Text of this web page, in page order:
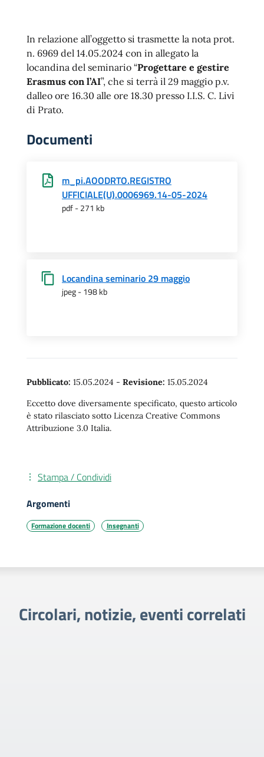
In relazione all’oggetto si trasmette la nota prot.
n. 6969 del 14.05.2024 con in allegato la
locandina del seminario “Progettare e gestire
Erasmus con l’AI”, che si terrà il 29 maggio p.v.
dalleo ore 16.30 alle ore 18.30 presso I.I.S. C. Livi
di Prato.
Documenti
m_pi.AOODRTO.REGISTRO
UFFICIALE(U).0006969.14-05-2024
pdf - 271 kb
Locandina seminario 29 maggio
jpeg - 198 kb
Pubblicato: 15.05.2024 - Revisione: 15.05.2024
Eccetto dove diversamente specificato, questo articolo
è stato rilasciato sotto Licenza Creative Commons
Attribuzione 3.0 Italia.
Stampa / Condividi
Argomenti
Formazione docenti Insegnanti
Circolari, notizie, eventi correlati